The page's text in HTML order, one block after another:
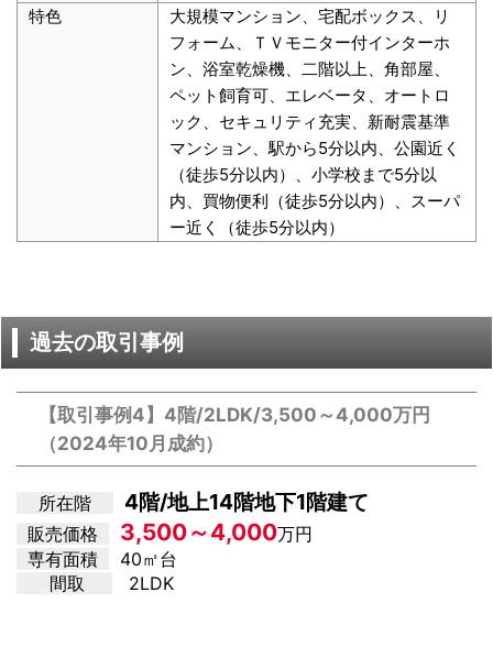
特色
大規模マンション、宅配ボックス、リ
フォーム、ＴＶモニター付インターホ
ン、浴室乾燥機、二階以上、角部屋、
ペット飼育可、エレベータ、オートロ
ック、セキュリティ充実、新耐震基準
マンション、駅から5分以内、公園近く
（徒歩5分以内）、小学校まで5分以
内、買物便利（徒歩5分以内）、スーパ
ー近く（徒歩5分以内）
過去の取引事例
【取引事例4】4階/2LDK/3,500～4,000万円
（2024年10月成約）
所在階 4階/地上14階地下1階建て
販売価格 3,500～4,000万円
専有面積
40㎡台
間取
2LDK